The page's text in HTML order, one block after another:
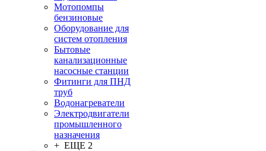
Мотопомпы
бензиновые
Оборудование для
систем отопления
Бытовые
канализационные
насосные станции
Фитинги для ПНД
труб
Водонагреватели
Электродвигатели
промышленного
назначения
+ ЕЩЕ 2